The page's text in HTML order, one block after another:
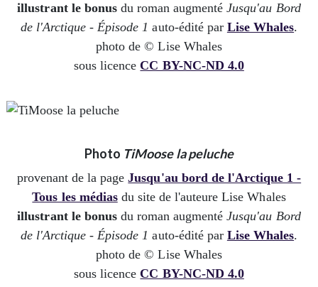
illustrant le bonusdu roman augmentéJusqu'au Bord
de l'Arctique - Épisode 1 auto-édité par Lise Whales.
photo de © Lise Whales
sous licence CC BY-NC-ND 4.0
Photo TiMoose la peluche
provenant de la pageJusqu'au bord de l'Arctique 1 -
Tous les médiasdu site de l'auteure Lise Whales
illustrant le bonusdu roman augmentéJusqu'au Bord
de l'Arctique - Épisode 1 auto-édité par Lise Whales.
photo de © Lise Whales
sous licence CC BY-NC-ND 4.0